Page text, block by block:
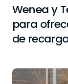
Wenea y
para
de